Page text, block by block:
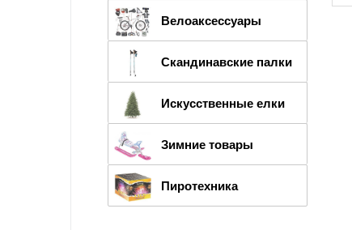
Велоаксессуары
Скандинавские палки
Искусственные елки
Зимние товары
Пиротехника